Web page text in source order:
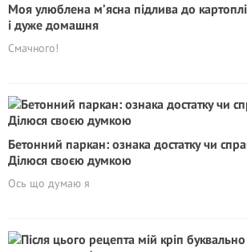
Моя улюблена м’ясна підлива до
і дуже домашня
Смачного!
Бетонний паркан: ознака достатку чи
Ділюся своєю думкою
Ось що думаю я